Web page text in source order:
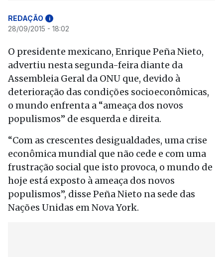
REDAÇÃO i
28/09/2015 - 18:02
O presidente mexicano, Enrique Peña Nieto,
advertiu nesta segunda-feira diante da
Assembleia Geral da ONU que, devido à
deterioração das condições socioeconômicas,
o mundo enfrenta a “ameaça dos novos
populismos” de esquerda e direita.
“Com as crescentes desigualdades, uma crise
econômica mundial que não cede e com uma
frustração social que isto provoca, o mundo de
hoje está exposto à ameaça dos novos
populismos”, disse Peña Nieto na sede das
Nações Unidas em Nova York.